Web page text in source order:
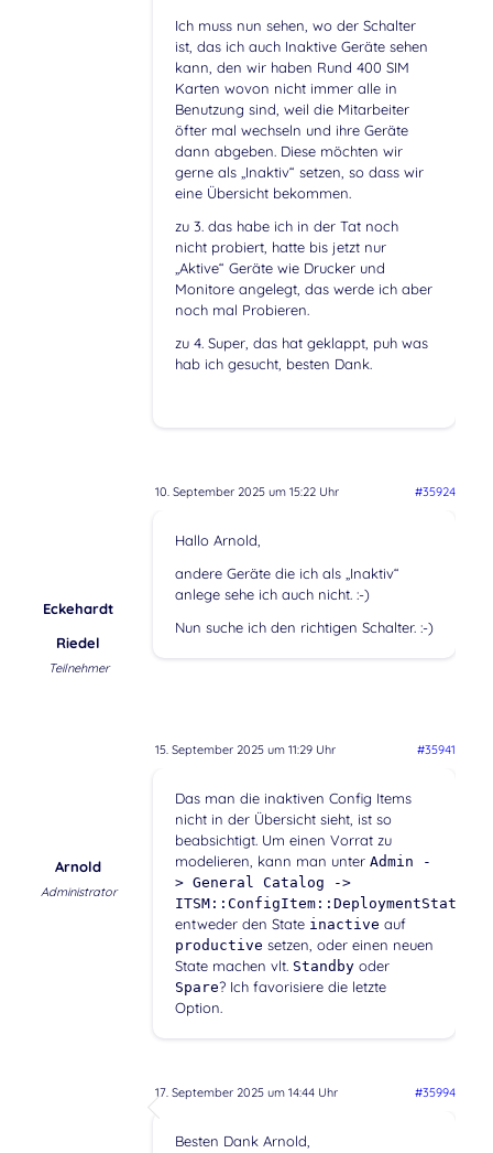
Ich muss nun sehen, wo der Schalter
ist, das ich auch Inaktive Geräte sehen
kann, den wir haben Rund 400 SIM
Karten wovon nicht immer alle in
Benutzung sind, weil die Mitarbeiter
öfter mal wechseln und ihre Geräte
dann abgeben. Diese möchten wir
gerne als „Inaktiv“ setzen, so dass wir
eine Übersicht bekommen.
zu 3. das habe ich in der Tat noch
nicht probiert, hatte bis jetzt nur
„Aktive“ Geräte wie Drucker und
Monitore angelegt, das werde ich aber
noch mal Probieren.
zu 4. Super, das hat geklappt, puh was
hab ich gesucht, besten Dank.
10. September 2025 um 15:22 Uhr #35924
Eckehardt
Riedel
Teilnehmer
Hallo Arnold,
andere Geräte die ich als „Inaktiv“
anlege sehe ich auch nicht. :-)
Nun suche ich den richtigen Schalter. :-)
15. September 2025 um 11:29 Uhr #35941
Arnold
Administrator
Das man die inaktiven Config Items
nicht in der Übersicht sieht, ist so
beabsichtigt. Um einen Vorrat zu
modelieren, kann man unter Admin -
> General Catalog ->
ITSM::ConfigItem::DeploymentState
entweder den State inactive auf
productive setzen, oder einen neuen
State machen vlt. Standbyoder
Spare? Ich favorisiere die letzte
Option.
17. September 2025 um 14:44 Uhr #35994
Besten Dank Arnold,